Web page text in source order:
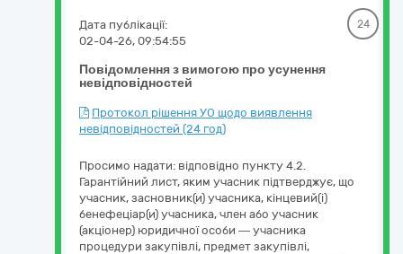
Повідомлення з вимогою про усунення
невідповідностей
Дата публікації:
02-04-26, 09:54:55
24
Протокол рішення УО щодо виявлення
невідповідностей (24 год)
Просимо надати: відповідно пункту 4.2.
Гарантійний лист, яким учасник підтверджує, що
учасник, засновник(и) учасника, кінцевий(і)
бенефеціар(и) учасника, член або учасник
(акціонер) юридичної особи — учасника
процедури закупівлі, предмет закупівлі,